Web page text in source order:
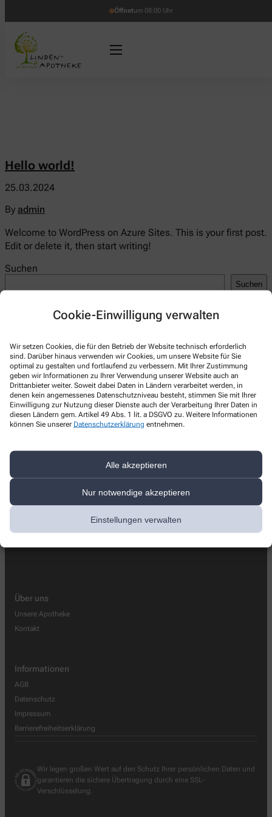
Cookie-Einwilligung verwalten
Wir setzen Cookies, die für den Betrieb der Website technisch erforderlich
sind. Darüber hinaus verwenden wir Cookies, um unsere Website für Sie
optimal zu gestalten und fortlaufend zu verbessern. Mit Ihrer Zustimmung
geben wir Informationen zu Ihrer Verwendung unserer Website auch an
Drittanbieter weiter. Soweit dabei Daten in Ländern verarbeitet werden, in
denen kein angemessenes Datenschutzniveau besteht, stimmen Sie mit Ihrer
Einwilligung zur Nutzung dieser Dienste auch der Verarbeitung Ihrer Daten in
diesen Ländern gem. Artikel 49 Abs. 1 lit. a DSGVO zu. Weitere Informationen
können Sie unserer Datenschutzerklärung entnehmen.
Alle akzeptieren
Nur notwendige akzeptieren
Einstellungen verwalten
Öffnetum 08:00 Uhr
Hello world!
25.03.2024
By admin
Welcome to WordPress on Azure Sites. This is your first post.
Edit or delete it, then start writing!
Suchen
Suchen
Recent Posts
Recent Comments
A WordPress CommenterzuHello world!
27243 Harpstedt
+49-4244/95144
Über uns
Unsere Apotheke
Kontakt
Informationen
AGB
Datenschutz
Impressum
Barrierefreiheitserklärung
Wir legen großen Wert auf den Schutz Ihrer persönlichen Daten und
garantieren die sichere Übertragung durch eine SSL-
Verschlüsselung.